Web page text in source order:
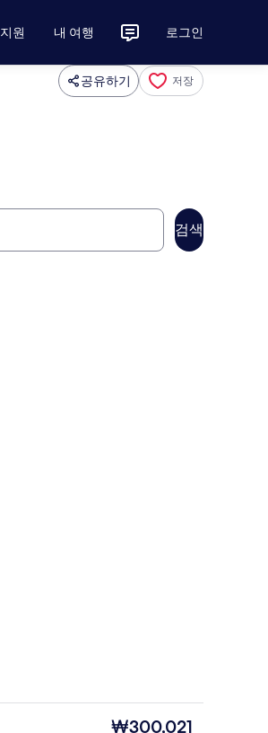
지원 내 여행 로그인
공유하기 저장
검색
현
₩300,021